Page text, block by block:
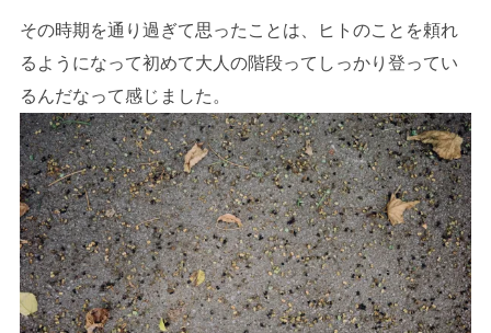
その時期を通り過ぎて思ったことは、ヒトのことを頼れ
るようになって初めて大人の階段ってしっかり登ってい
るんだなって感じました。